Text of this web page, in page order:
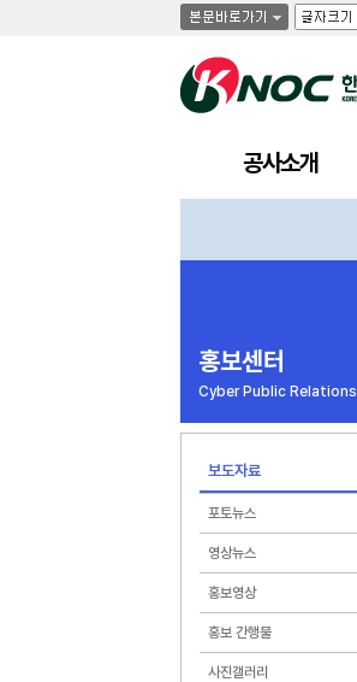
공사소개
홍보센터
Cyber Public Relations
보도자료
포토뉴스
영상뉴스
홍보영상
홍보 간행물
사진갤러리